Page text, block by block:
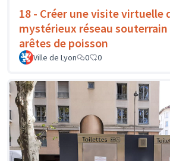
18 - Créer une visite virtuelle
mystérieux réseau souterrain
arêtes de poisson
Ville de Lyon 0 0